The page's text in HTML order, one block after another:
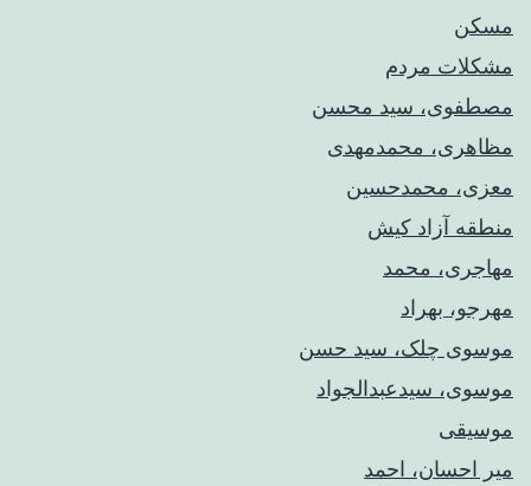
مسکن
مشکلات مردم
مصطفوی، سید محسن
مظاهری، محمدمهدی
معزی، محمدحسین
منطقه آزاد کیش
مهاجری، محمد
مهرجو، بهراد
موسوی چلک، سید حسن
موسوی، سیدعبدالجواد
موسیقی
میر احسان، احمد